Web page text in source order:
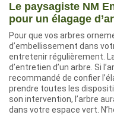
Le paysagiste NM
pour un élagage
Pour que vos arbres
d’embellissement dans
entretenir régulièrement.
d’entretien d’un arbre. Si
recommandé de confier
prendre toutes les
son intervention, l’arbre
dans votre espace vert.